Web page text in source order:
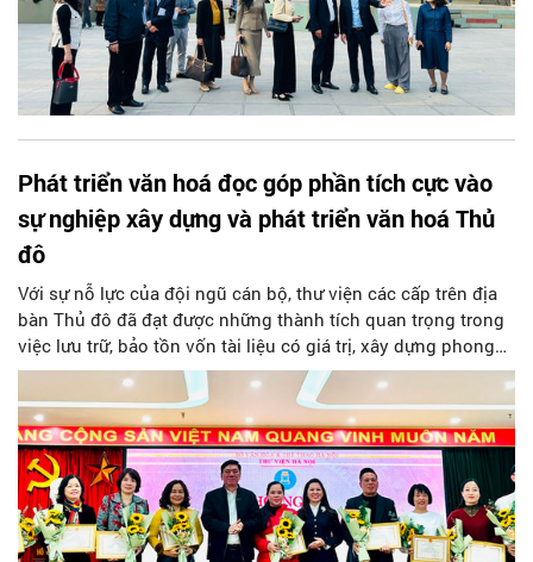
Phát triển văn hoá đọc góp phần tích cực vào
sự nghiệp xây dựng và phát triển văn hoá Thủ
đô
Với sự nỗ lực của đội ngũ cán bộ, thư viện các cấp trên địa
bàn Thủ đô đã đạt được những thành tích quan trọng trong
việc lưu trữ, bảo tồn vốn tài liệu có giá trị, xây dựng phong
trào đọc sách, duy trì và phát triển nhu cầu đọc sách và văn
hoá đọc; góp phần nâng cao dân trí, phổ biến tri thức tới các
tầng lớp nhân dân Thủ đô, đóng góp quan trọng vào sự
thành công trong lĩnh vực văn hóa của Thủ đô năm 2024.